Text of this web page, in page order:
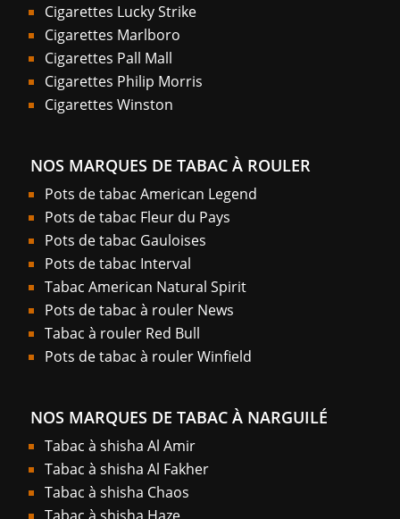
Cigarettes Lucky Strike
Cigarettes Marlboro
Cigarettes Pall Mall
Cigarettes Philip Morris
Cigarettes Winston
NOS MARQUES DE TABAC À ROULER
Pots de tabac American Legend
Pots de tabac Fleur du Pays
Pots de tabac Gauloises
Pots de tabac Interval
Tabac American Natural Spirit
Pots de tabac à rouler News
Tabac à rouler Red Bull
Pots de tabac à rouler Winfield
NOS MARQUES DE TABAC À NARGUILÉ
Tabac à shisha Al Amir
Tabac à shisha Al Fakher
Tabac à shisha Chaos